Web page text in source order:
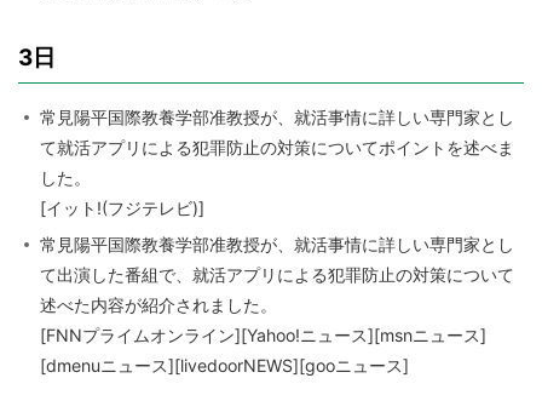
3日
常見陽平国際教養学部准教授が、就活事情に詳しい専門家とし
て就活アプリによる犯罪防止の対策についてポイントを述べま
した。
[イット!(フジテレビ)]
常見陽平国際教養学部准教授が、就活事情に詳しい専門家とし
て出演した番組で、就活アプリによる犯罪防止の対策について
述べた内容が紹介されました。
[FNNプライムオンライン][Yahoo!ニュース][msnニュース]
[dmenuニュース][livedoorNEWS][gooニュース]